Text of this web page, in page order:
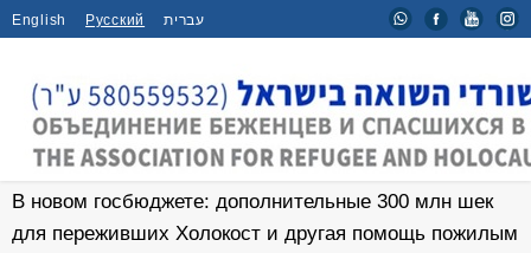
English Русский עברית
Главная / Новости /
В новом госбюджете: дополнительные 300 млн шек
для переживших Холокост и другая помощь пожилым